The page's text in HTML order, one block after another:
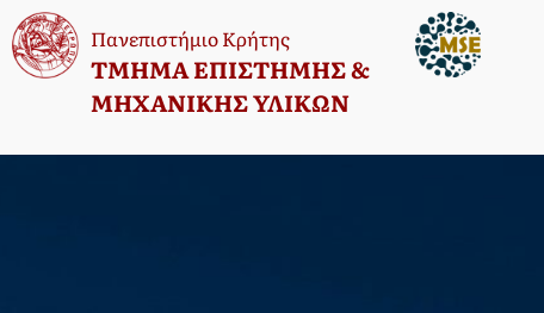
Πανεπιστήμιο Κρήτης
TΜΗΜΑ ΕΠΙΣΤΗΜΗΣ &
ΜΗΧΑΝΙΚΗΣ ΥΛΙΚΩΝ